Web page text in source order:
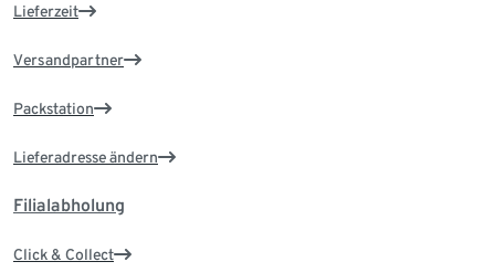
Lieferzeit
Versandpartner
Packstation
Lieferadresse ändern
Filialabholung
Click & Collect